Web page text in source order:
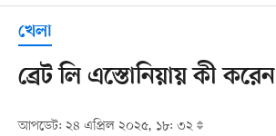
খেলা
ব্রেট লি এস্তোনিয়ায় কী করেন
আপডেট: ২৪ এপ্রিল ২০২৫, ১৮: ৩২